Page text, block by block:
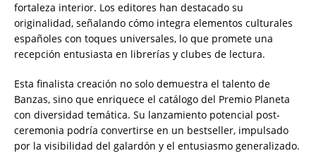
fortaleza interior. Los editores han destacado su
originalidad, señalando cómo integra elementos culturales
españoles con toques universales, lo que promete una
recepción entusiasta en librerías y clubes de lectura.
Esta finalista creación no solo demuestra el talento de
Banzas, sino que enriquece el catálogo del Premio Planeta
con diversidad temática. Su lanzamiento potencial post-
ceremonia podría convertirse en un bestseller, impulsado
por la visibilidad del galardón y el entusiasmo generalizado.